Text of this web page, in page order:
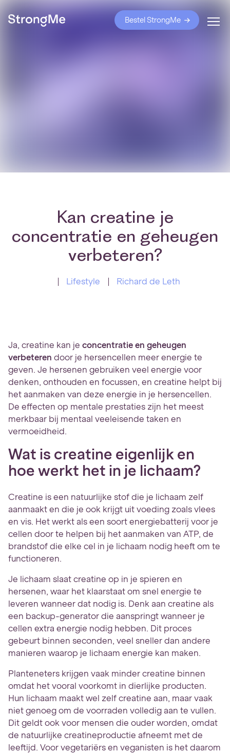
Bestel StrongMe
Kan creatine je
concentratie en geheugen
verbeteren?
Lifestyle Richard de Leth
Ja, creatine kan je concentratie en geheugen
verbeteren door je hersencellen meer energie te
geven. Je hersenen gebruiken veel energie voor
denken, onthouden en focussen, en creatine helpt bij
het aanmaken van deze energie in je hersencellen.
De effecten op mentale prestaties zijn het meest
merkbaar bij mentaal veeleisende taken en
vermoeidheid.
Wat is creatine eigenlijk en
hoe werkt het in je lichaam?
Creatine is een natuurlijke stof die je lichaam zelf
aanmaakt en die je ook krijgt uit voeding zoals vlees
en vis. Het werkt als een soort energiebatterij voor je
cellen door te helpen bij het aanmaken van ATP, de
brandstof die elke cel in je lichaam nodig heeft om te
functioneren.
Je lichaam slaat creatine op in je spieren en
hersenen, waar het klaarstaat om snel energie te
leveren wanneer dat nodig is. Denk aan creatine als
een backup-generator die aanspringt wanneer je
cellen extra energie nodig hebben. Dit proces
gebeurt binnen seconden, veel sneller dan andere
manieren waarop je lichaam energie kan maken.
Planteneters krijgen vaak minder creatine binnen
omdat het vooral voorkomt in dierlijke producten.
Hun lichaam maakt wel zelf creatine aan, maar vaak
niet genoeg om de voorraden volledig aan te vullen.
Dit geldt ook voor mensen die ouder worden, omdat
de natuurlijke creatineproductie afneemt met de
leeftijd. Voor vegetariërs en veganisten is het daarom